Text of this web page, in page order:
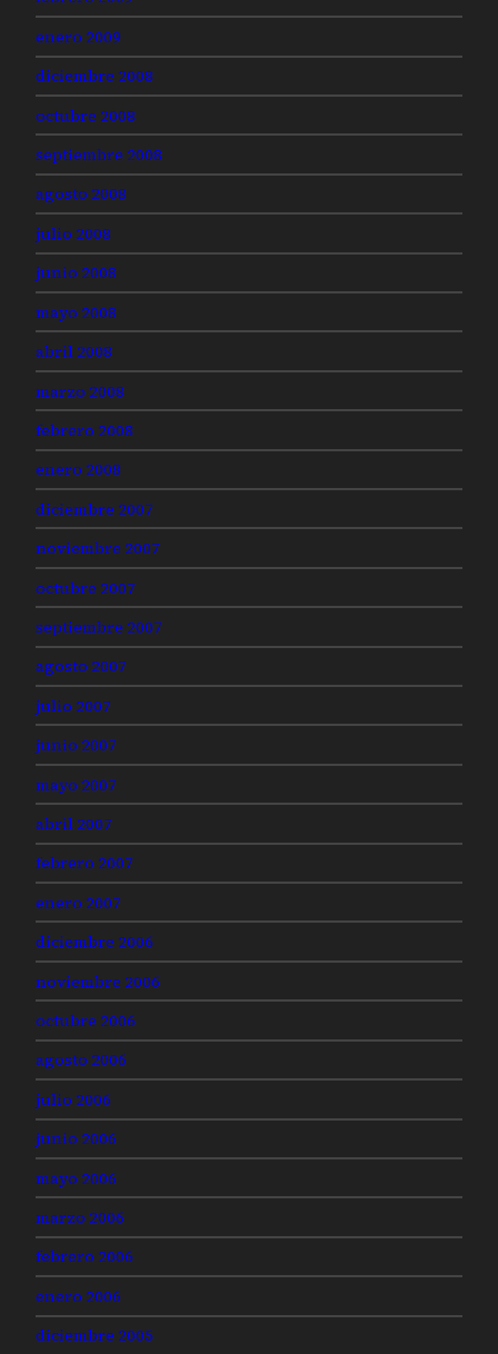
enero 2009
diciembre 2008
octubre 2008
septiembre 2008
agosto 2008
julio 2008
junio 2008
mayo 2008
abril 2008
marzo 2008
febrero 2008
enero 2008
diciembre 2007
noviembre 2007
octubre 2007
septiembre 2007
agosto 2007
julio 2007
junio 2007
mayo 2007
abril 2007
febrero 2007
enero 2007
diciembre 2006
noviembre 2006
octubre 2006
agosto 2006
julio 2006
junio 2006
mayo 2006
marzo 2006
febrero 2006
enero 2006
diciembre 2005